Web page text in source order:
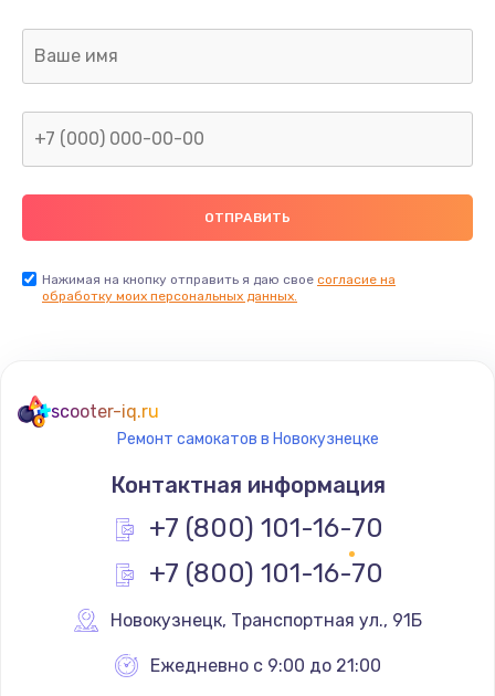
Нажимая на кнопку отправить я даю свое согласие на
обработку моих персональных данных.
scooter-iq.ru
Ремонт самокатов в Новокузнецке
Контактная информация
+7 (800) 101-16-70
+7 (800) 101-16-70
Новокузнецк, Транспортная ул., 91Б
Ежедневно с 9:00 до 21:00